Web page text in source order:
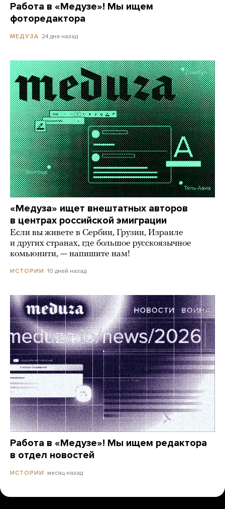
Работа в «Медузе»! Мы ищем
фоторедактора
МЕДУЗА 24 дня назад
«Медуза» ищет внештатных авторов
в центрах российской эмиграции
Если вы живете в Сербии, Грузии, Израиле
и других странах, где большое русскоязычное
комьюнити, — напишите нам!
ИСТОРИИ 10 дней назад
Работа в «Медузе»! Мы ищем редактора
в отдел новостей
ИСТОРИИ месяц назад